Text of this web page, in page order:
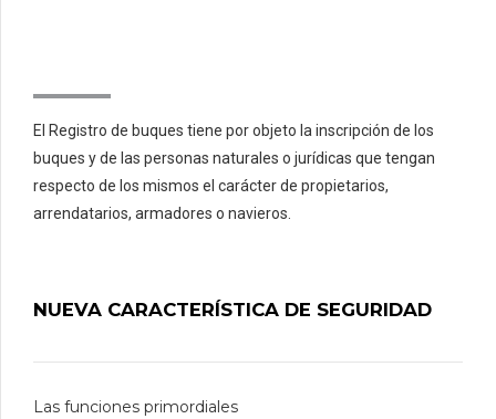
El Registro de buques tiene por objeto la inscripción de los
buques y de las personas naturales o jurídicas que tengan
respecto de los mismos el carácter de propietarios,
arrendatarios, armadores o navieros.
NUEVA CARACTERÍSTICA DE SEGURIDAD
Las funciones primordiales